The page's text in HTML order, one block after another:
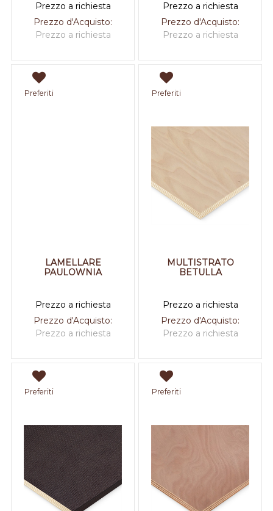
Prezzo a richiesta
Prezzo d'Acquisto:
Prezzo a richiesta
Prezzo a richiesta
Prezzo d'Acquisto:
Prezzo a richiesta
Preferiti
LAMELLARE
PAULOWNIA
Prezzo a richiesta
Prezzo d'Acquisto:
Prezzo a richiesta
Preferiti
MULTISTRATO
BETULLA
Prezzo a richiesta
Prezzo d'Acquisto:
Prezzo a richiesta
Preferiti Preferiti